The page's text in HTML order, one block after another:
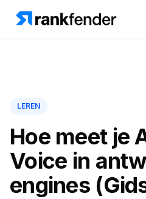
RAIVE
Engine
Oplossingen
Bronnen
Gratis
LEREN
Hoe meet je
Voice in
engines